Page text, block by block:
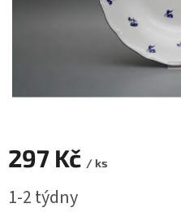
297 Kč / ks
cena:
1-2 týdny